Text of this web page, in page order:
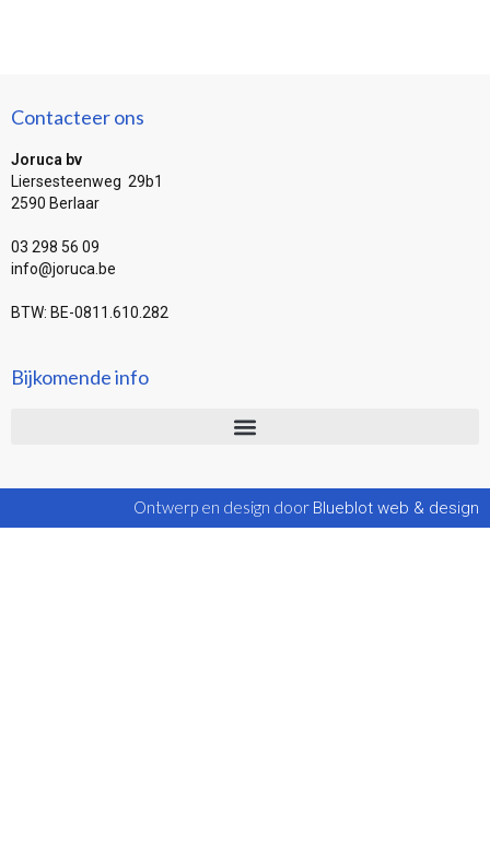
Contacteer ons
Joruca bv
Liersesteenweg 29b1
2590 Berlaar
03 298 56 09
info@joruca.be
BTW: BE-0811.610.282
Bijkomende info
Ontwerp en design door Blueblot web & design